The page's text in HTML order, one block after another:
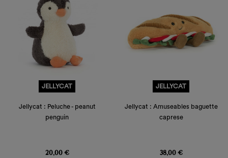
JELLYCAT
Jellycat : Peluche - peanut
penguin
20,00 €
JELLYCAT
Jellycat : Amuseables baguette
caprese
38,00 €